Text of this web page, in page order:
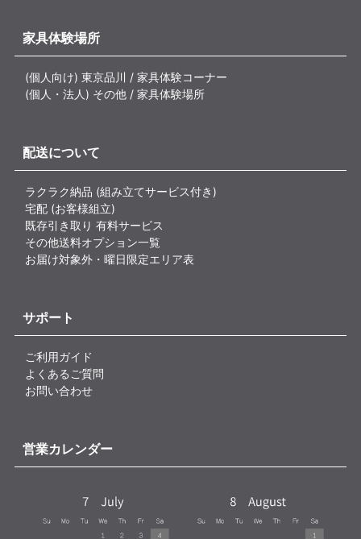
家具体験場所
(個人向け) 東京品川 / 家具体験コーナー
(個人・法人) その他 / 家具体験場所
配送について
ラクラク納品 (組み立てサービス付き)
宅配 (お客様組立)
既存引き取り 有料サービス
その他送料オプション一覧
お届け対象外・曜日限定エリア表
サポート
ご利用ガイド
よくあるご質問
お問い合わせ
営業カレンダー